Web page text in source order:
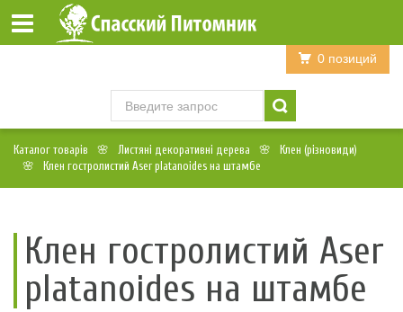
Войти Регистрация
0 позиций
Каталог товарів Листяні декоративні дерева
Клен (різновиди)
Клен гостролистий Aser platanoides на штамбе
Клен гостролистий Aser
platanoides на штамбе